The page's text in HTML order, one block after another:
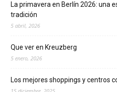
La primavera en Berlín 2026: una
tradición
5 abril, 2026
Que ver en Kreuzberg
5 enero, 2026
Los mejores shoppings y centros